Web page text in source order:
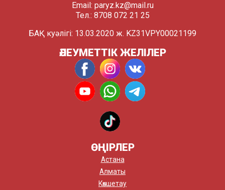
Email: paryz.kz@mail.ru
Тел.: 8708 072 21 25
БАҚ куәлігі: 13.03.2020 ж. KZ31VPY00021199
ӘЛЕУМЕТТІК ЖЕЛІЛЕР
ӨҢІРЛЕР
Астана
Алматы
Көкшетау